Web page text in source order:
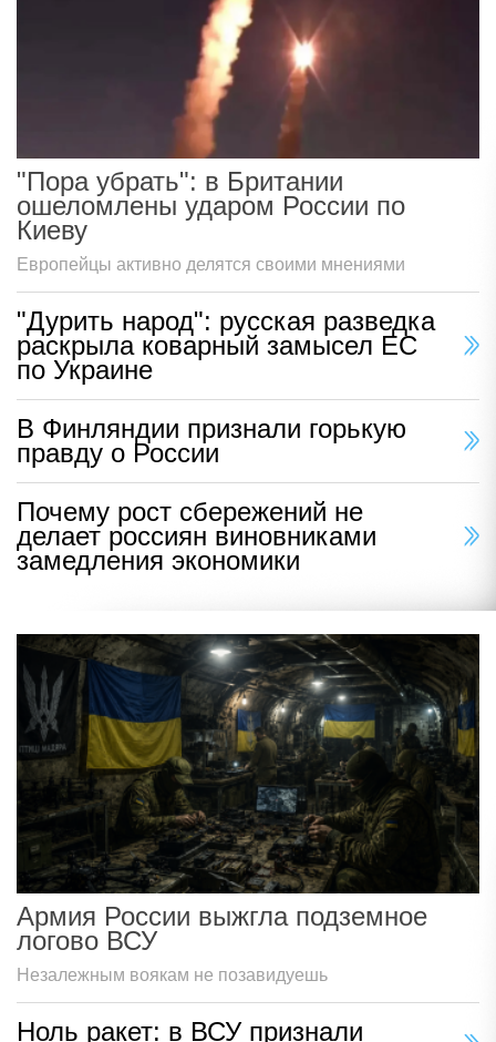
"Пора убрать": в Британии
ошеломлены ударом России по
Киеву
Европейцы активно делятся своими мнениями
"Дурить народ": русская разведка
раскрыла коварный замысел ЕС
по Украине
В Финляндии признали горькую
правду о России
Почему рост сбережений не
делает россиян виновниками
замедления экономики
Армия России выжгла подземное
логово ВСУ
Незалежным воякам не позавидуешь
Ноль ракет: в ВСУ признали